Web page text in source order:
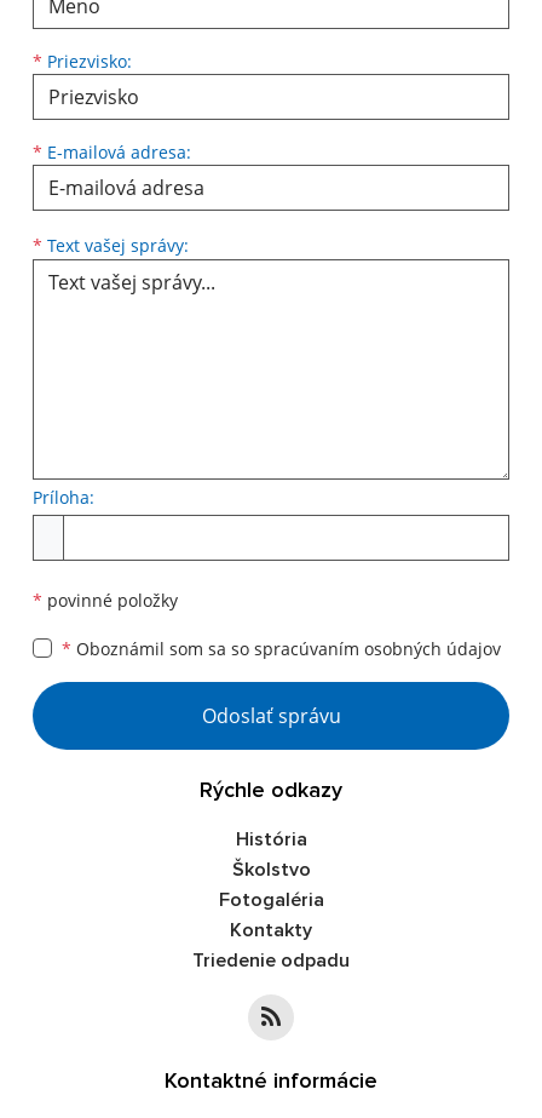
* Priezvisko:
* E-mailová adresa:
* Text vašej správy:
Príloha:
* povinné položky
* Oboznámil som sa so spracúvaním osobných údajov
Google reCaptcha Response
Odoslať správu
Rýchle odkazy
História
Školstvo
Fotogaléria
Kontakty
Triedenie odpadu
Kontaktné informácie